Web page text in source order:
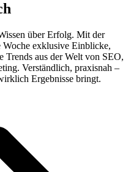
über Erfolg. Mit der
Woche exklusive Einblicke,
Trends aus der Welt von SEO,
Verständlich, praxisnah –
Ergebnisse bringt.